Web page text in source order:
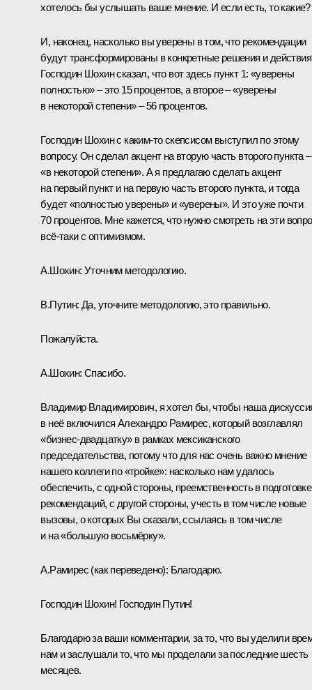
хотелось бы услышать ваше мнение. И если есть, то какие?
И, наконец, насколько вы уверены в том, что рекомендации
будут трансформированы в конкретные решения и
Господин Шохин сказал, что вот здесь пункт 1: «уверены
полностью» – это 15 процентов, а второе – «уверены
в некоторой степени» – 56 процентов.
Господин Шохин с каким‑то скепсисом выступил по этому
вопросу. Он сделал акцент на вторую часть второго пункта –
«в некоторой степени». А я предлагаю сделать акцент
на первый пункт и на первую часть второго пункта, и тогда
будет «полностью уверены» и «уверены». И это уже почти
70 процентов. Мне кажется, что нужно смотреть на эти
всё‑таки с оптимизмом.
А.Шохин: Уточним методологию.
В.Путин: Да, уточните методологию, это правильно.
Пожалуйста.
А.Шохин: Спасибо.
Владимир Владимирович, я хотел бы, чтобы наша
в неё включился Алехандро Рамирес, который возглавлял
«бизнес-двадцатку» в рамках мексиканского
председательства, потому что для нас очень важно мнение
нашего коллеги по «тройке»: насколько нам удалось
обеспечить, с одной стороны, преемственность в подготовке
рекомендаций, с другой стороны, учесть в том числе новые
вызовы, о которых Вы сказали, ссылаясь в том числе
и на «большую восьмёрку».
А.Рамирес (как переведено): Благодарю.
Господин Шохин! Господин Путин!
Благодарю за ваши комментарии, за то, что вы уделили
нам и заслушали то, что мы проделали за последние шесть
месяцев.